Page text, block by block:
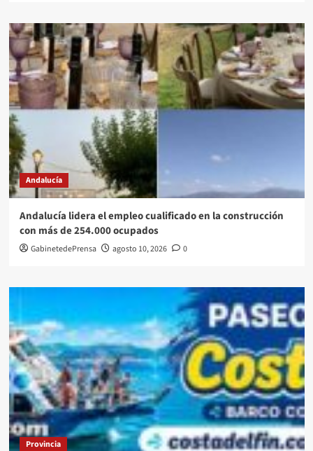
Andalucía
Andalucía lidera el empleo cualificado en la construcción
con más de 254.000 ocupados
GabinetedePrensa agosto 10, 2026 0
Provincia